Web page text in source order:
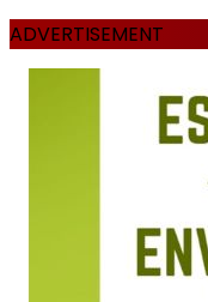
ADVERTISEMENT